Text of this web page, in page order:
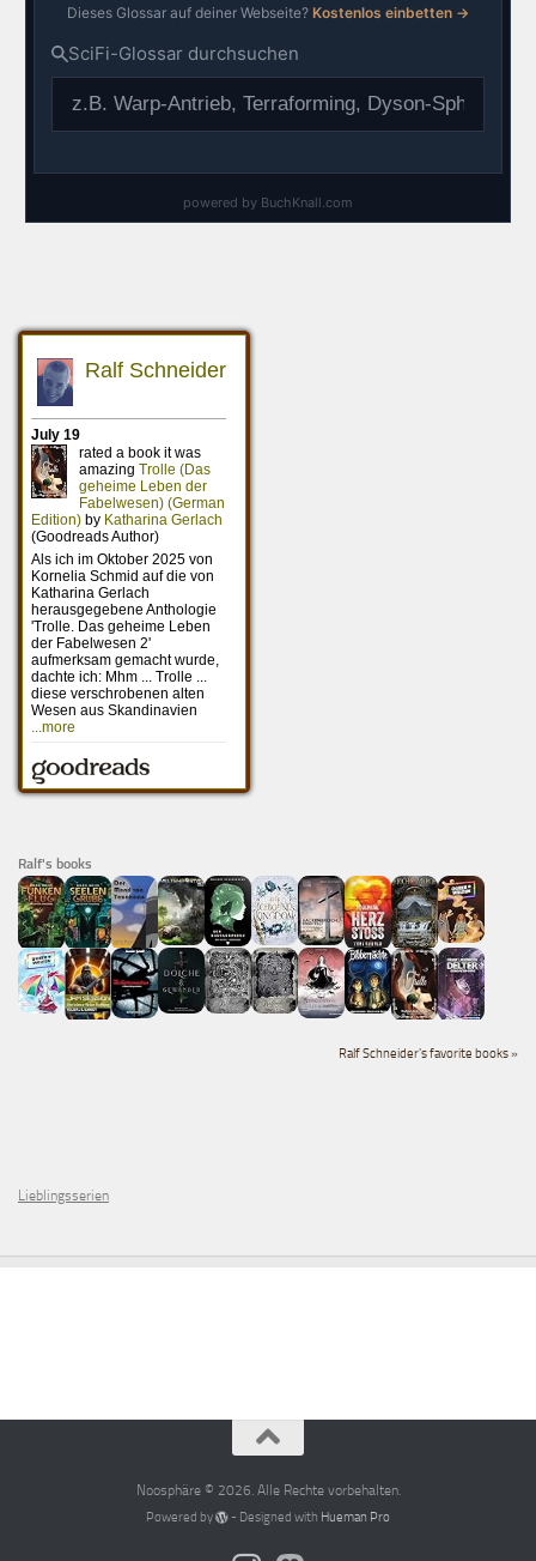
Ralf's books
Ralf Schneider's favorite books »
Lieblingsserien
Noosphäre © 2026. Alle Rechte vorbehalten.
Powered by - Designed with Hueman Pro